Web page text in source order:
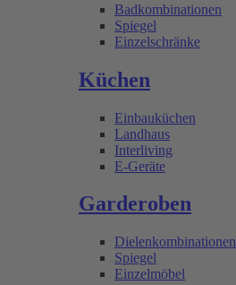
Badkombinationen
Spiegel
Einzelschränke
Küchen
Einbauküchen
Landhaus
Interliving
E-Geräte
Garderoben
Dielenkombinationen
Spiegel
Einzelmöbel